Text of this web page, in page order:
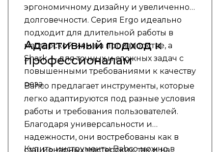
эргономичному дизайну и увеличенной
долговечности. Серия Ergo идеально
подходит для длительной работы в
мастерской или на производстве, а
Shark — для точных и сложных задач с
повышенными требованиями к качеству
реза.
Адаптивный подход к
профессионалам
Bahco предлагает инструменты, которые
легко адаптируются под разные условия
работы и требования пользователей.
Благодаря универсальности и
надежности, они востребованы как в
стационарных мастерских, так и на
Купить инструменты Bahco можно в